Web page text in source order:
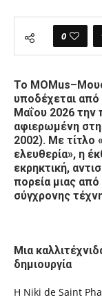
0
Το
υποδέχεται από
Μαΐου 2026
αφιερωμένη
2002). Με τίτλο
ελευθερία», η
εκρηκτική,
πορεία μιας
σύγχρονης
Μια
δημιουργία
Η Niki de Saint